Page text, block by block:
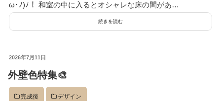
ω･ﾉ)ﾉ！ 和室の中に入るとオシャレな床の間があ…
続きを読む
投
日:
2026年7月11日
外壁色特集🎨
完成後 デザイン